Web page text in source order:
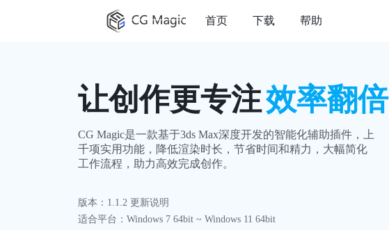
首页 下载 帮助
让创作更专注效率翻倍
CG Magic是一款基于3ds Max深度开发的智能化辅助插件，上
千项实用功能，降低渲染时长，节省时间和精力，大幅简化
工作流程，助力高效完成创作。
版本：1.1.2 更新说明
适合平台：Windows 7 64bit ~ Windows 11 64bit